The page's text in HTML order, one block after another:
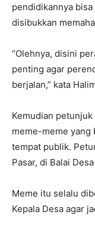
pendidikannya
disibukkan
“Olehnya, disini
penting agar
berjalan,” kata
Kemudian
meme-meme yang
tempat publik.
Pasar, di Balai
Meme itu selalu
Kepala Desa agar